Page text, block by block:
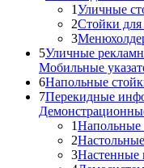
1Уличные
2Стойки
3
5Уличные
Мобильные
6Напольные
7Перекидные
1Напольные
2
3Настенные